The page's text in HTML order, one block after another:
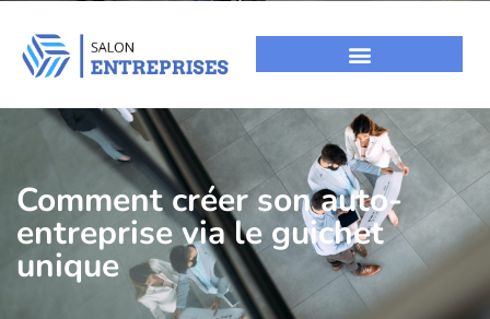
Comment créer son auto-
entreprise via le guichet
unique